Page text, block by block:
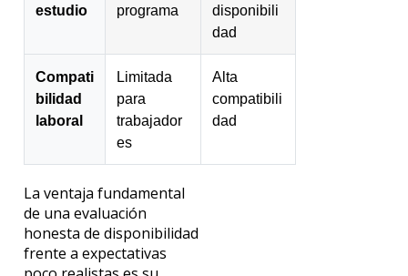
estudio
programa
disponibili
dad
Compati
bilidad
laboral
Limitada
para
trabajador
es
Alta
compatibili
dad
La ventaja fundamental
de una evaluación
honesta de disponibilidad
frente a expectativas